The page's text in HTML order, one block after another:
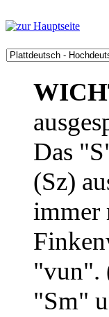
Das
(Sz)
immer
"vun".
"Sm"